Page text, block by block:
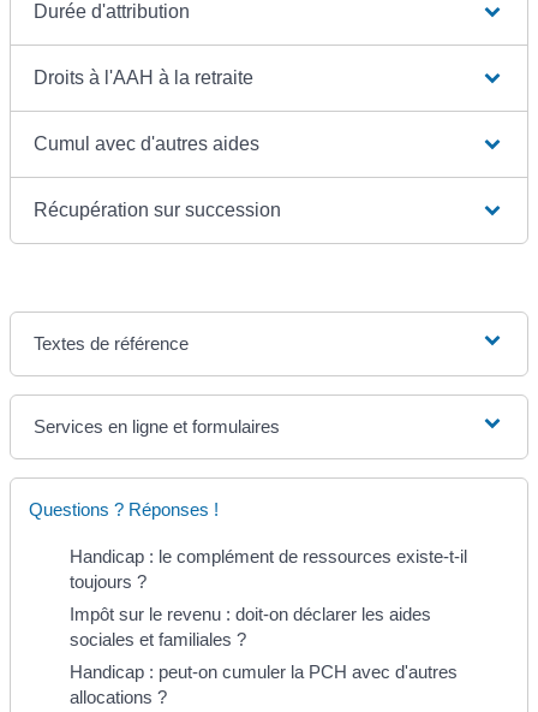
Durée d'attribution
Droits à l'AAH à la retraite
Cumul avec d'autres aides
Récupération sur succession
Textes de référence
Services en ligne et formulaires
Questions ? Réponses !
Handicap : le complément de ressources existe-t-il
toujours ?
Impôt sur le revenu : doit-on déclarer les aides
sociales et familiales ?
Handicap : peut-on cumuler la PCH avec d'autres
allocations ?